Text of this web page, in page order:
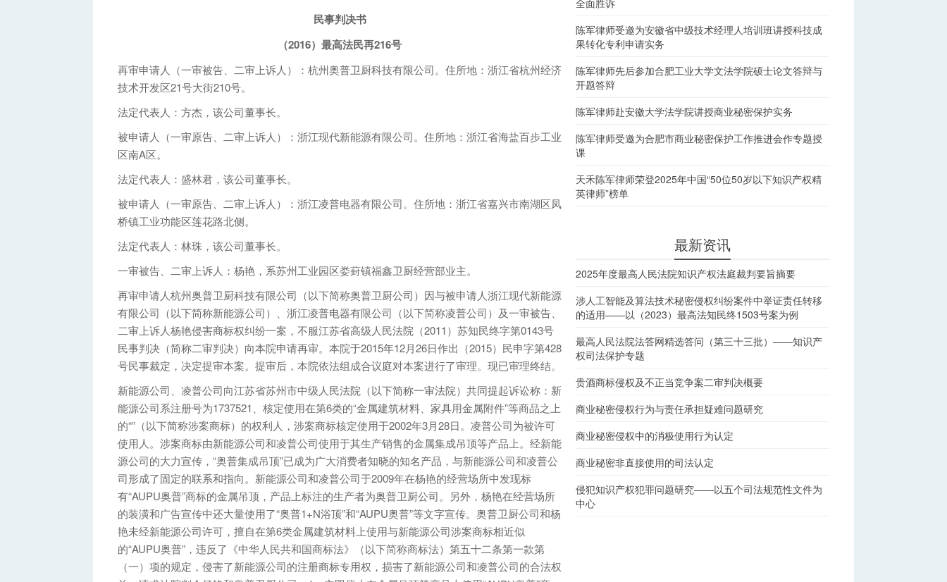
民事判决书
（2016）最高法民再216号
再审申请人（一审被告、二审上诉人）：杭州奥普卫厨科技有限公司。住所地：浙江省杭州经济
技术开发区21号大街210号。
法定代表人：方杰，该公司董事长。
被申请人（一审原告、二审上诉人）：浙江现代新能源有限公司。住所地：浙江省海盐百步工业
区南A区。
法定代表人：盛林君，该公司董事长。
被申请人（一审原告、二审上诉人）：浙江凌普电器有限公司。住所地：浙江省嘉兴市南湖区凤
桥镇工业功能区莲花路北侧。
法定代表人：林珠，该公司董事长。
一审被告、二审上诉人：杨艳，系苏州工业园区娄葑镇福鑫卫厨经营部业主。
再审申请人杭州奥普卫厨科技有限公司（以下简称奥普卫厨公司）因与被申请人浙江现代新能源
有限公司（以下简称新能源公司）、浙江凌普电器有限公司（以下简称凌普公司）及一审被告、
二审上诉人杨艳侵害商标权纠纷一案，不服江苏省高级人民法院（2011）苏知民终字第0143号
民事判决（简称二审判决）向本院申请再审。本院于2015年12月26日作出（2015）民申字第428
号民事裁定，决定提审本案。提审后，本院依法组成合议庭对本案进行了审理。现已审理终结。
新能源公司、凌普公司向江苏省苏州市中级人民法院（以下简称一审法院）共同提起诉讼称：新
能源公司系注册号为1737521、核定使用在第6类的“金属建筑材料、家具用金属附件”等商品之上
的“”（以下简称涉案商标）的权利人，涉案商标核定使用于2002年3月28日。凌普公司为被许可
使用人。涉案商标由新能源公司和凌普公司使用于其生产销售的金属集成吊顶等产品上。经新能
源公司的大力宣传，“奥普集成吊顶”已成为广大消费者知晓的知名产品，与新能源公司和凌普公
司形成了固定的联系和指向。新能源公司和凌普公司于2009年在杨艳的经营场所中发现标
有“AUPU奥普”商标的金属吊顶，产品上标注的生产者为奥普卫厨公司。另外，杨艳在经营场所
的装潢和广告宣传中还大量使用了“奥普1+N浴顶”和“AUPU奥普”等文字宣传。奥普卫厨公司和杨
艳未经新能源公司许可，擅自在第6类金属建筑材料上使用与新能源公司涉案商标相近似
的“AUPU奥普”，违反了《中华人民共和国商标法》（以下简称商标法）第五十二条第一款第
（一）项的规定，侵害了新能源公司的注册商标专用权，损害了新能源公司和凌普公司的合法权
陈军律师受邀为安徽省中级技术经理人培训班讲授科技成
果转化专利申请实务
陈军律师先后参加合肥工业大学文法学院硕士论文答辩与
开题答辩
陈军律师赴安徽大学法学院讲授商业秘密保护实务
陈军律师受邀为合肥市商业秘密保护工作推进会作专题授
课
天禾陈军律师荣登2025年中国“50位50岁以下知识产权精
英律师”榜单
最新资讯
2025年度最高人民法院知识产权法庭裁判要旨摘要
涉人工智能及算法技术秘密侵权纠纷案件中举证责任转移
的适用——以（2023）最高法知民终1503号案为例
最高人民法院法答网精选答问（第三十三批）——知识产
权司法保护专题
贵酒商标侵权及不正当竞争案二审判决概要
商业秘密侵权行为与责任承担疑难问题研究
商业秘密侵权中的消极使用行为认定
商业秘密非直接使用的司法认定
侵犯知识产权犯罪问题研究——以五个司法规范性文件为
中心